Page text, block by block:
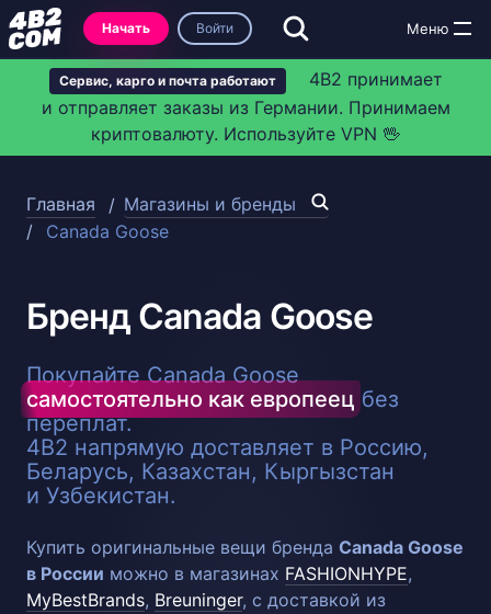
Сервис, карго и почта работают
4B2 принимает
и отправляет заказы из Германии. Принимаем
криптовалюту. Используйте VPN 🖖
Начать Войти
Главная
Магазины и бренды
Canada Goose
Бренд Canada Goose
Покупайте Canada Goose
самостоятельно как европеец без
переплат.
4B2 напрямую доставляет в Россию,
Беларусь, Казахстан, Кыргызстан
и Узбекистан.
Купить оригинальные вещи бренда Canada Goose
в России можно в магазинах FASHIONHYPE,
MyBestBrands, Breuninger, с доставкой из